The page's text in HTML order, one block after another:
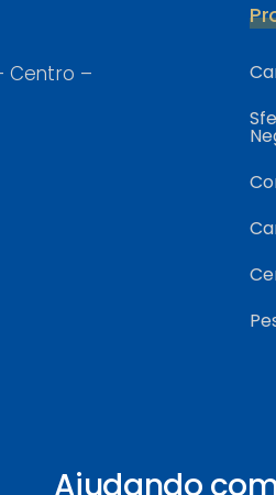
Centro –
Ajudando